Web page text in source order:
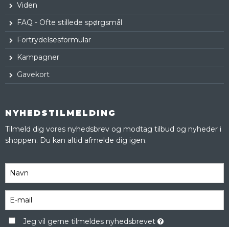
Viden
FAQ - Ofte stillede spørgsmål
Fortrydelsesformular
Kampagner
Gavekort
NYHEDSTILMELDING
Tilmeld dig vores nyhedsbrev og modtag tilbud og nyheder i
shoppen. Du kan altid afmelde dig igen.
Jeg vil gerne tilmeldes nyhedsbrevet